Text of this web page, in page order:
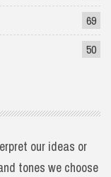
69
50
our ideas or
tones we choose